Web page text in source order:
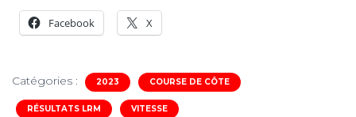
Facebook X
Catégories : 2023 COURSE DE CÔTE
RÉSULTATS LRM VITESSE